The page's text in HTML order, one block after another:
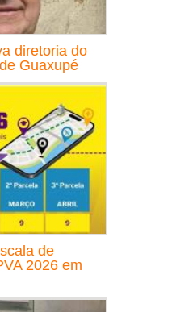
diretoria do
Guaxupé
de
2026 em